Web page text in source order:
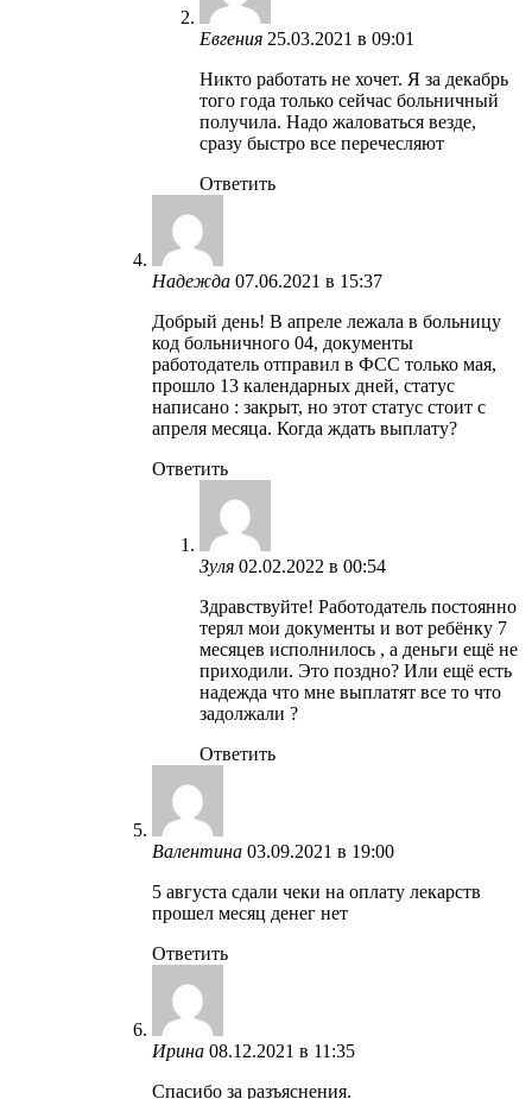
Евгения 25.03.2021 в 09:01
Никто работать не хочет. Я за декабрь
того года только сейчас больничный
получила. Надо жаловаться везде,
сразу быстро все перечесляют
Ответить
Надежда 07.06.2021 в 15:37
Добрый день! В апреле лежала в больницу
код больничного 04, документы
работодатель отправил в ФСС только мая,
прошло 13 календарных дней, статус
написано : закрыт, но этот статус стоит с
апреля месяца. Когда ждать выплату?
Ответить
Зуля 02.02.2022 в 00:54
Здравствуйте! Работодатель постоянно
терял мои документы и вот ребёнку 7
месяцев исполнилось , а деньги ещё не
приходили. Это поздно? Или ещё есть
надежда что мне выплатят все то что
задолжали ?
Ответить
Валентина 03.09.2021 в 19:00
5 августа сдали чеки на оплату лекарств
прошел месяц денег нет
Ответить
Ирина 08.12.2021 в 11:35
Спасибо за разъяснения.